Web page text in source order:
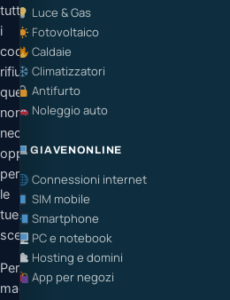
Luce & Gas
Fotovoltaico
Caldaie
Climatizzatori
Antifurto
Noleggio auto
GIAVENONLINE
Connessioni internet
SIM mobile
Smartphone
PC e notebook
Hosting e domini
App per negozi
tutti
i
cookie,
rifiutare
quelli
non
necessari
oppure
personalizzare
le
tue
scelte.
Per
maggiori